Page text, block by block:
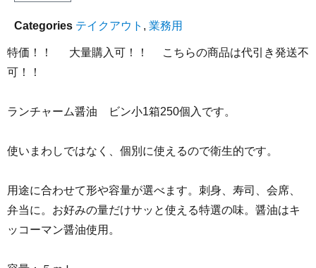
Categories テイクアウト , 業務用
特価！！ 大量購入可！！ こちらの商品は代引き発送不
可！！
ランチャーム醤油 ビン小1箱250個入です。
使いまわしではなく、個別に使えるので衛生的です。
用途に合わせて形や容量が選べます。刺身、寿司、会席、
弁当に。お好みの量だけサッと使える特選の味。醤油はキ
ッコーマン醤油使用。